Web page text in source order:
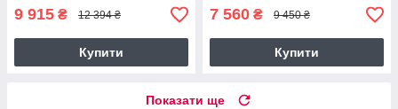
9 915 ₴ 12 394 ₴
Купити
7 560 ₴ 9 450 ₴
Купити
Показати ще